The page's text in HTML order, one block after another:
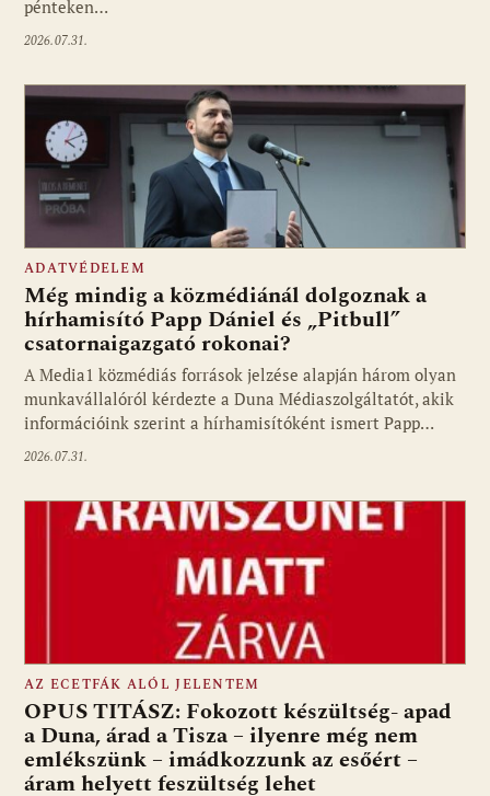
pénteken…
2026.07.31.
ADATVÉDELEM
Még mindig a közmédiánál dolgoznak a
hírhamisító Papp Dániel és „Pitbull”
csatornaigazgató rokonai?
A Media1 közmédiás források jelzése alapján három olyan
munkavállalóról kérdezte a Duna Médiaszolgáltatót, akik
információink szerint a hírhamisítóként ismert Papp…
2026.07.31.
AZ ECETFÁK ALÓL JELENTEM
OPUS TITÁSZ: Fokozott készültség- apad
a Duna, árad a Tisza – ilyenre még nem
emlékszünk – imádkozzunk az esőért –
áram helyett feszültség lehet